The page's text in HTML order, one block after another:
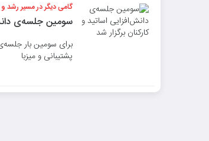
گامی دیگر در مسیر رشد
سومین جلسه‌ی
برای سومین بار
پشتیبانی و میزبا